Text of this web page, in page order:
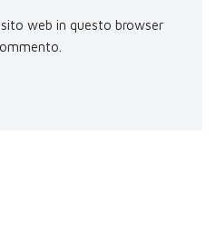
web in questo browser